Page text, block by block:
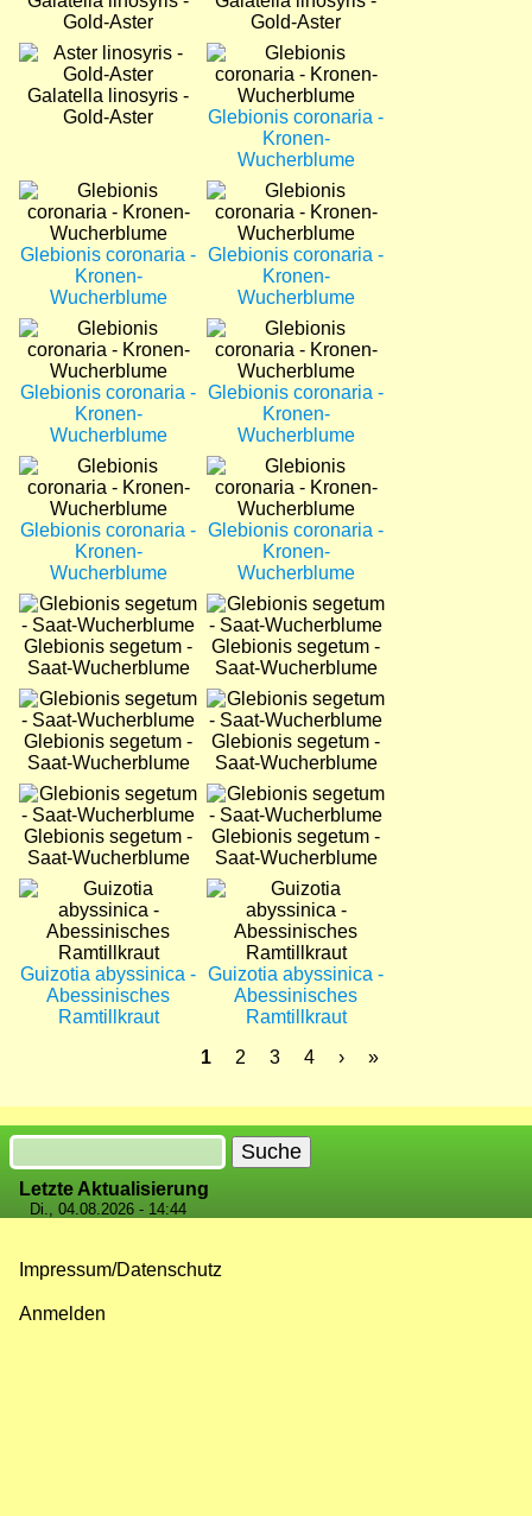
Gold-Aster
Gold-Aster
Bild
Galatella linosyris -
Gold-Aster
Bild
Glebionis coronaria -
Kronen-
Wucherblume
Bild
Glebionis coronaria -
Kronen-
Wucherblume
Bild
Glebionis coronaria -
Kronen-
Wucherblume
Bild
Glebionis coronaria -
Kronen-
Wucherblume
Bild
Glebionis coronaria -
Kronen-
Wucherblume
Bild
Glebionis coronaria -
Kronen-
Wucherblume
Bild
Glebionis coronaria -
Kronen-
Wucherblume
Bild
Glebionis segetum -
Saat-Wucherblume
Bild
Glebionis segetum -
Saat-Wucherblume
Bild
Glebionis segetum -
Saat-Wucherblume
Bild
Glebionis segetum -
Saat-Wucherblume
Bild
Glebionis segetum -
Saat-Wucherblume
Bild
Glebionis segetum -
Saat-Wucherblume
Bild
Guizotia abyssinica -
Abessinisches
Ramtillkraut
Bild
Guizotia abyssinica -
Abessinisches
Ramtillkraut
Aktuelle
1 Seite
2 Seite
3 Seite
4
Nächste
›
Letzte
»
Suche
Letzte Aktualisierung
Di., 04.08.2026 - 14:44
Impressum/Datenschutz
Anmelden